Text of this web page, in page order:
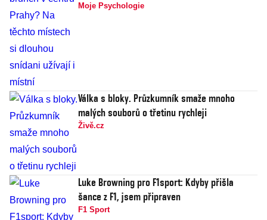
Moje Psychologie
Válka s bloky. Průzkumník smaže mnoho
malých souborů o třetinu rychleji
Živě.cz
Luke Browning pro F1sport: Kdyby přišla
šance z F1, jsem připraven
F1 Sport